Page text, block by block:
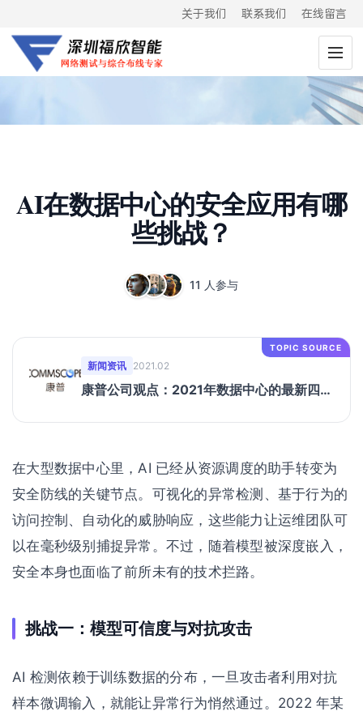
关于我们 联系我们 在线留言
AI在数据中心的安全应用有哪
些挑战？
11 人参与
TOPIC SOURCE
新闻资讯 2021.02
康普公司观点：2021年数据中心的最新四大
在大型数据中心里，AI 已经从资源调度的助手转变为
安全防线的关键节点。可视化的异常检测、基于行为的
访问控制、自动化的威胁响应，这些能力让运维团队可
以在毫秒级别捕捉异常。不过，随着模型被深度嵌入，
安全本身也面临了前所未有的技术拦路。
挑战一：模型可信度与对抗攻击
AI 检测依赖于训练数据的分布，一旦攻击者利用对抗
样本微调输入，就能让异常行为悄然通过。2022 年某